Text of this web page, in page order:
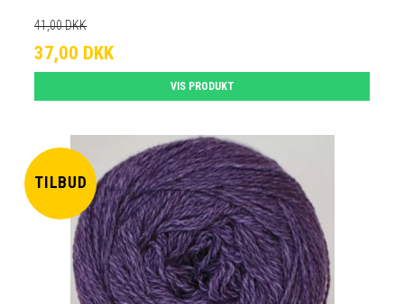
41,00 DKK
37,00 DKK
VIS PRODUKT
TILBUD